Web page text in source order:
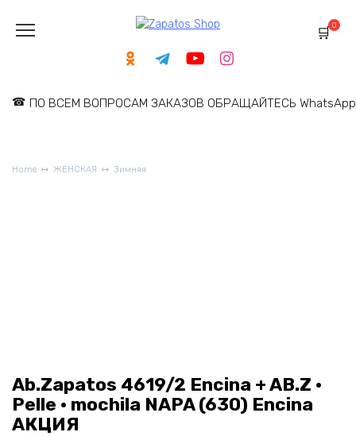
content
ПО ВСЕМ ВОПРОСАМ ЗАКАЗОВ ОБРАЩАЙТЕСЬ
0
Home ЖЕНСКАЯ Зимняя
Ab.Zapatos 4619/2 Encina + AB.Z ·
Pelle · mochila NAPA (630) Encina
АКЦИЯ